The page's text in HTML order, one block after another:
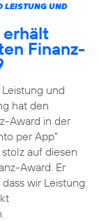
LEISTUNG UND
erhält
Finanz-
und
hat den
Award in der
per App“
auf diesen
Award. Er
wir Leistung